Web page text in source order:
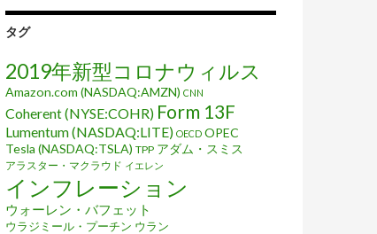
タグ
2019年新型コロナウィルス
Amazon.com (NASDAQ:AMZN) CNN
Coherent (NYSE:COHR) Form 13F
Lumentum (NASDAQ:LITE) OECD OPEC
Tesla (NASDAQ:TSLA) TPP アダム・スミス
アラスター・マクラウド イエレン
インフレーション
ウォーレン・バフェット
ウラジミール・プーチン ウラン